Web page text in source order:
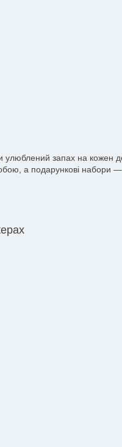
улюблений запах на
а подарункові